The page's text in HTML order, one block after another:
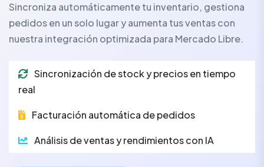
Sincroniza automáticamente tu inventario, gestiona
pedidos en un solo lugar y aumenta tus ventas con
nuestra integración optimizada para Mercado Libre.
Sincronización de stock y precios en tiempo
real
Facturación automática de pedidos
Análisis de ventas y rendimientos con IA